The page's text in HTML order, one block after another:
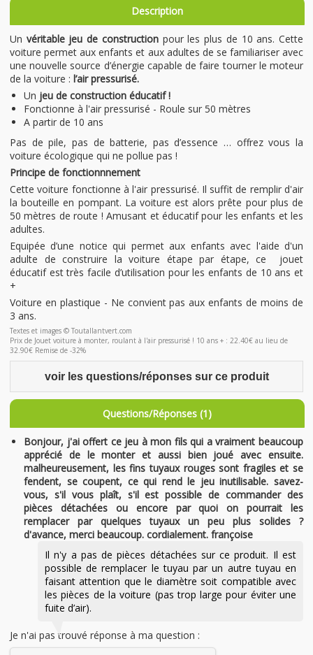
Description
Un véritable jeu de constructionpour les plus de 10 ans. Cette
voiture permet aux enfants et aux adultes de se familiariser avec
une nouvelle source d’énergie capable de faire tourner le moteur
de la voiture : l’air pressurisé.
Un jeu de construction éducatif !
Fonctionne à l'air pressurisé - Roule sur 50 mètres
A partir de 10 ans
Pas de pile, pas de batterie, pas d’essence … offrez vous la
voiture écologique qui ne pollue pas !
Principe de fonctionnnement
Cette voiture fonctionne à l'air pressurisé. Il suffit de remplir d'air
la bouteille en pompant. La voiture est alors prête pour plus de
50 mètres de route ! Amusant et éducatif pour les enfants et les
adultes.
Equipée d’une notice qui permet aux enfants avec l'aide d'un
adulte de construire la voiture étape par étape, ce jouet
éducatif est très facile d’utilisation pour les enfants de 10 ans et
+
Voiture en plastique - Ne convient pas aux enfants de moins de
3 ans.
Textes et images © Toutallantvert.com
Prix de Jouet voiture à monter, roulant à l'air pressurisé ! 10 ans + : 22.40€ au lieu de
32.90€ Remise de -32%
voir les questions/réponses sur ce produit
Questions/Réponses (1)
Bonjour, j'ai offert ce jeu à mon fils qui a vraiment beaucoup
apprécié de le monter et aussi bien joué avec ensuite.
malheureusement, les fins tuyaux rouges sont fragiles et se
fendent, se coupent, ce qui rend le jeu inutilisable. savez-
vous, s'il vous plaît, s'il est possible de commander des
pièces détachées ou encore par quoi on pourrait les
remplacer par quelques tuyaux un peu plus solides ?
d'avance, merci beaucoup. cordialement. françoise
Il n'y a pas de pièces détachées sur ce produit. Il est
possible de remplacer le tuyau par un autre tuyau en
faisant attention que le diamètre soit compatible avec
les pièces de la voiture (pas trop large pour éviter une
fuite d’air).
Je n'ai pas trouvé réponse à ma question :